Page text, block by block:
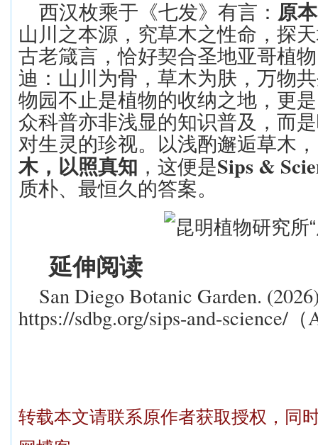
西汉枚乘于《七发》有言： 原
山川之本源，究草木之性命，探
古老箴言，恰好契合圣地亚哥植
迪：山川为骨，草木为肤，万物
物园不止是植物的收纳之地，更
众科普亦非浅显的知识普及，而
对生灵的珍视。以浅酌邂逅草木
木，以照真知 ，这便是Sips &
质朴、最恒久的答案。
延伸阅读
San Diego Botanic Garden.
https://sdbg.org/sips-and-science/ （
转载本文请联系原作者获取授权，同